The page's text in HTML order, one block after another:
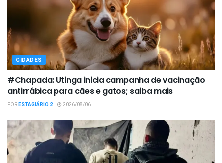
CIDADES
#Chapada: Utinga inicia campanha de vacinação
antirrábica para cães e gatos; saiba mais
PORESTAGIÁRIO 2 2026/08/06